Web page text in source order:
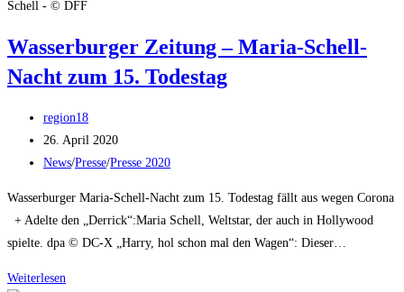
vergessene
der
Maria
Schell - © DFF
Wasserburger Zeitung – Maria-Schell-
Nacht zum 15. Todestag
Beitrags-
Autor:
region18
Beitrag
veröffentlicht:
26. April 2020
Beitrags-
News/Presse/Presse 2020
Wasserburger Maria-Schell-Nacht zum 15. Todestag fällt aus wegen Corona
+ Adelte den „Derrick“:Maria Schell, Weltstar, der auch in Hollywood
spielte. dpa © DC-X „Harry, hol schon mal den Wagen“: Dieser…
Weiterlesen